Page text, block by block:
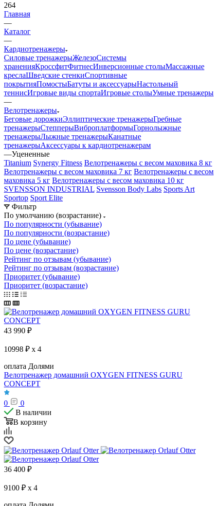
264
Главная
—
Каталог
—
Кардиотренажеры
Силовые тренажерыЖелезоСистемы
храненияКроссфитФитнесИнверсионные столыМассажные
креслаШведские стенкиСпортивные
покрытияПомостыБатуты и аксессуарыНастольный
теннисИгровые виды спортаИгровые столыУмные тренажеры
—
Велотренажеры
Беговые дорожкиЭллиптические тренажерыГребные
тренажерыСтепперыВиброплатформыГорнолыжные
тренажерыЛыжные тренажерыКанатные
тренажерыАксессуары к кардиотренажерам
—Уцененные
Titanium Synergy Fitness Велотренажеры с весом маховика 8 кг
Велотренажеры с весом маховика 7 кг Велотренажеры с весом
маховика 5 кг Велотренажеры с весом маховика 10 кг
SVENSSON INDUSTRIAL Svensson Body Labs Sports Art
Sportop Sport Elite
Фильтр
По умолчанию (возрастание)
По популярности (убывание)
По популярности (возрастание)
По цене (убывание)
По цене (возрастание)
Рейтинг по отзывам (убывание)
Рейтинг по отзывам (возрастание)
Приоритет (убывание)
Приоритет (возрастание)
43 990 ₽
10998 ₽ x 4
оплата Долями
Велотренажер домашний OXYGEN FITNESS GURU
CONCEPT
0
0
В наличии
В корзину
36 400 ₽
9100 ₽ x 4